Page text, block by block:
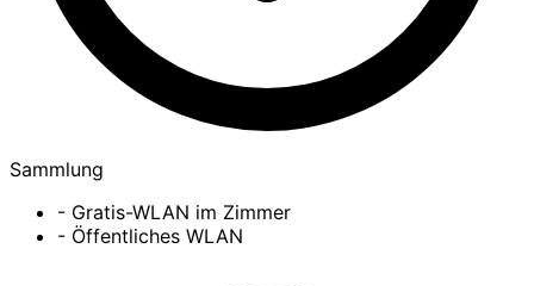
Sammlung
- Gratis-WLAN im Zimmer
- Öffentliches WLAN